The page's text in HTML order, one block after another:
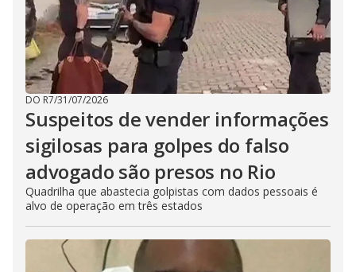
DO R7/31/07/2026
Suspeitos de vender informações
sigilosas para golpes do falso
advogado são presos no Rio
Quadrilha que abastecia golpistas com dados pessoais é
alvo de operação em três estados